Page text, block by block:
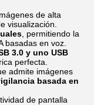
de alta
visualización.
, permitiendo la
basadas en voz.
3.0 y uno USB
perfecta.
admite imágenes
basada en
de pantalla